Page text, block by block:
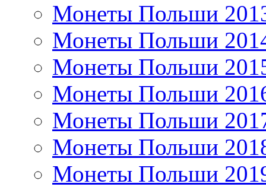
Монеты Польши
Монеты Польши
Монеты Польши
Монеты Польши
Монеты Польши
Монеты Польши
Монеты Польши